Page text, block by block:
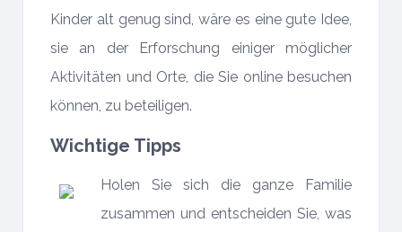
Kinder alt genug sind, wäre es eine gute Idee,
sie an der Erforschung einiger möglicher
Aktivitäten und Orte, die Sie online besuchen
können, zu beteiligen.
Wichtige Tipps
Holen Sie sich die ganze Familie
zusammen und entscheiden Sie, was